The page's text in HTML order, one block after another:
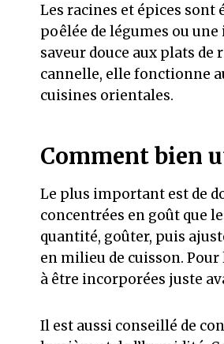
Les racines et épices sont
poêlée de légumes ou
saveur douce aux plats de
cannelle, elle fonctionne
cuisines orientales.
Comment bien
Le plus important est de
concentrées en goût que
quantité, goûter, puis
en milieu de cuisson.
à être incorporées juste
Il est aussi conseillé de